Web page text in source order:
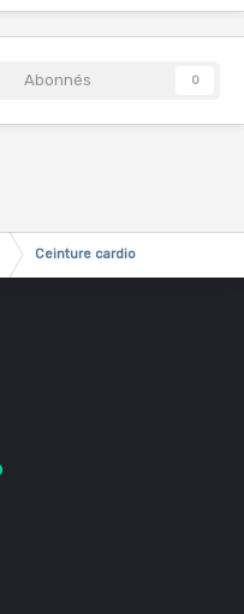
Abonnés 0
Ceinture cardio